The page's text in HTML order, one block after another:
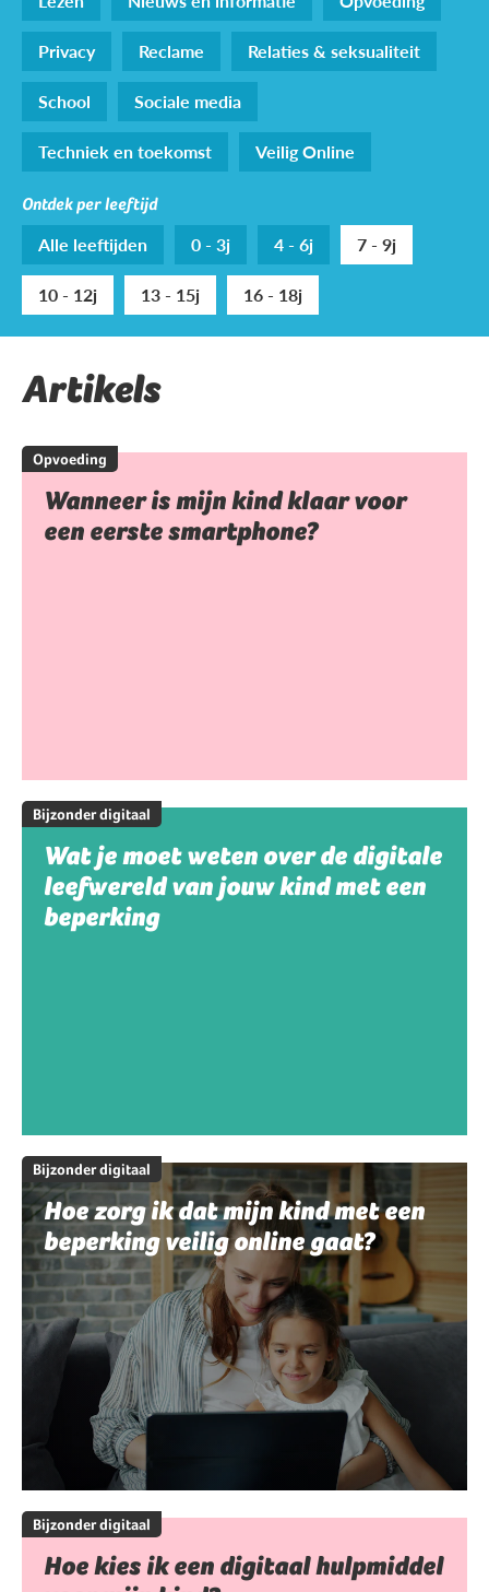
Privacy
Reclame
Relaties & seksualiteit
School
Sociale media
Techniek en toekomst
Veilig Online
Ontdek per leeftijd
Alle leeftijden 0 - 3j 4 - 6j
7 - 9j
10 - 12j
13 - 15j 16 - 18j
Artikels
Opvoeding
Wanneer is mijn kind klaar voor
een eerste smartphone?
Bijzonder digitaal
Wat je moet weten over de digitale
leefwereld van jouw kind met een
beperking
Bijzonder digitaal
Hoe zorg ik dat mijn kind met een
beperking veilig online gaat?
Bijzonder digitaal
Hoe kies ik een digitaal hulpmiddel